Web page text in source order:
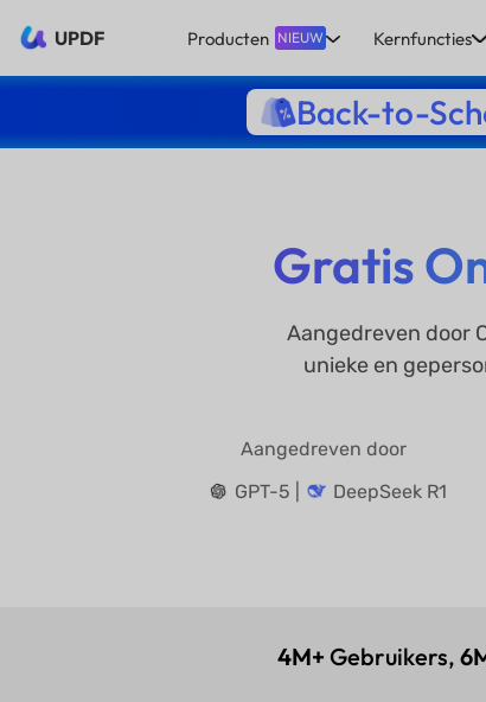
UPDF Producten NIEUW Kernfuncties
Back-to-
Gratis
Aangedreven door
unieke en
Aangedreven door
GPT-5 |
DeepSeek R1
4M+ Gebruikers,